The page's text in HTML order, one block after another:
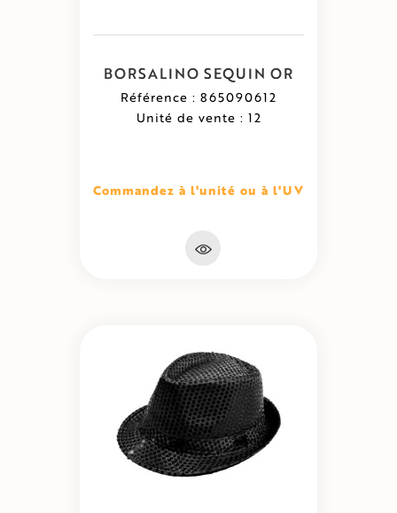
BORSALINO SEQUIN OR
Référence : 865090612
Unité de vente : 12
Commandez à l'unité ou à l'UV